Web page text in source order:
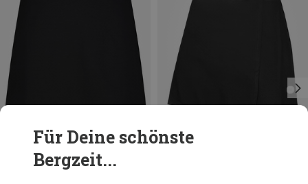
Du sparst 35%
Für Deine schönste
Bergzeit...